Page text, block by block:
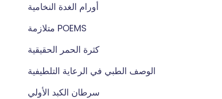
أورام الغدة النخامية
متلازمة POEMS
كثرة الحمر الحقيقية
الوصف الطبي في الرعاية التلطيفية
سرطان الكبد الأولي